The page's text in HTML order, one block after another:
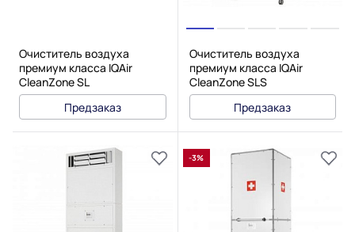
Очиститель воздуха
премиум класса IQAir
CleanZone SL
Предзаказ
Очиститель воздуха
премиум класса IQAir
CleanZone SLS
Предзаказ
-3%